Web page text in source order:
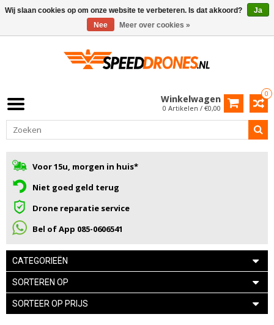
0
Winkelwagen
0 Artikelen / €0,00
Voor 15u, morgen in huis*
Niet goed geld terug
Drone reparatie service
Bel of App 085-0606541
CATEGORIEËN
SORTEREN OP
SORTEER OP PRIJS
Wij slaan cookies op om onze website te verbeteren. Is dat akkoord?
Ja
Nee
Meer over cookies »